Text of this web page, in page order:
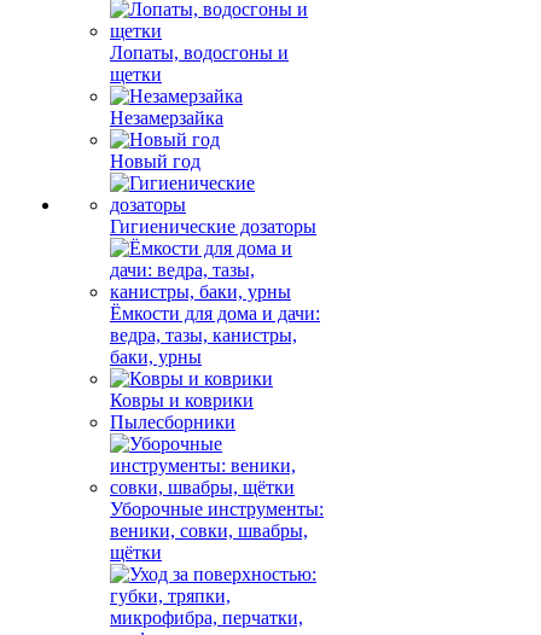
Лопаты, водосгоны и
щетки
Незамерзайка
Новый год
Гигиенические дозаторы
Ёмкости для дома и дачи:
ведра, тазы, канистры,
баки, урны
Ковры и коврики
Пылесборники
Уборочные инструменты:
веники, совки, швабры,
щётки